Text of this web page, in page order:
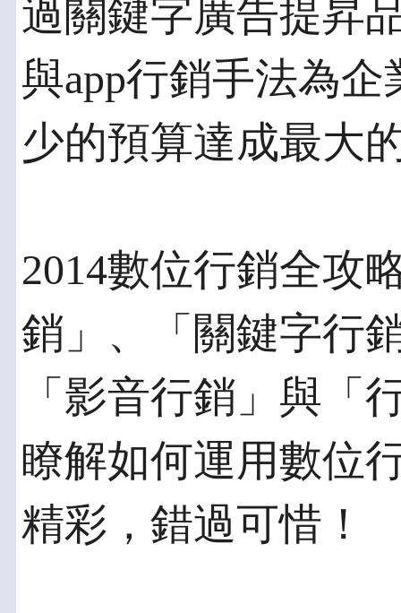
過關鍵字廣告提昇
與app行銷手法為
少的預算達成最大
2014數位行銷全攻
銷」、「關鍵字行
「影音行銷」與「
瞭解如何運用數位
精彩，錯過可惜！